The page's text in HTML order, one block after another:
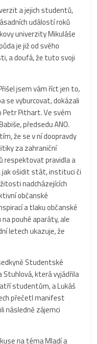
a jejich studentů,
událostí roků
univerzity Mikuláše
je již od svého
a doufá, že tuto svoji
jsem vám říct jen to,
se vyburcovat, dokázali
Pithart. Ve svém
předsedu ANO.
že se v ní doopravdy
za zahraniční
respektovat pravidla a
jak ošidit stát, instituci či
nadcházejících
občanské
a tlaku občanské
pouhé aparáty, ale
letech ukazuje, že
Studentské
Stuhlová, která vyjádřila
studentům, a Lukáš
přečetl manifest
následně zájemci
na téma Mladí a